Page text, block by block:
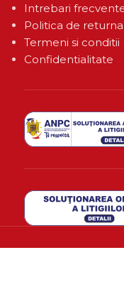
Intrebari
Politica de
Termeni si conditii
Confidentialitate